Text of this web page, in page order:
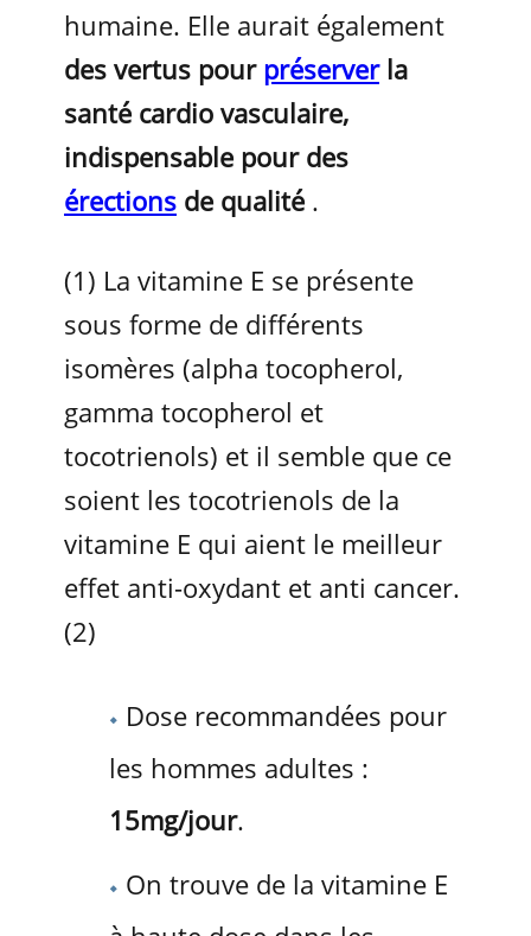
humaine. Elle aurait également
des vertus pour préserverla
santé cardio vasculaire,
indispensable pour des
érections de qualité .
(1) La vitamine E se présente
sous forme de différents
isomères (alpha tocopherol,
gamma tocopherol et
tocotrienols) et il semble que ce
soient les tocotrienols de la
vitamine E qui aient le meilleur
effet anti-oxydant et anti cancer.
(2)
Dose recommandées pour
les hommes adultes :
15mg/jour.
On trouve de la vitamine E